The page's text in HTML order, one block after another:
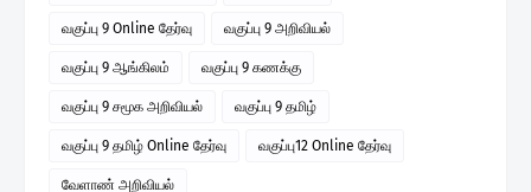
வகுப்பு 9 Online தேர்வு வகுப்பு 9 அறிவியல்
வகுப்பு 9 ஆங்கிலம் வகுப்பு 9 கணக்கு
வகுப்பு 9 சமூக அறிவியல் வகுப்பு 9 தமிழ்
வகுப்பு 9 தமிழ் Online தேர்வு வகுப்பு12 Online தேர்வு
வேளாண் அறிவியல்